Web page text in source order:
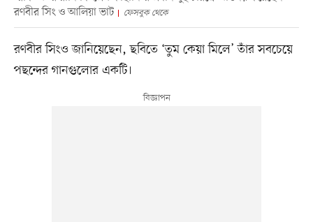
রণবীর সিং ও আলিয়া ভাট
ফেসবুক থেকে
রণবীর সিংও জানিয়েছেন, ছবিতে ‘তুম কেয়া মিলে’ তাঁর সবচেয়ে
পছন্দের গানগুলোর একটি।